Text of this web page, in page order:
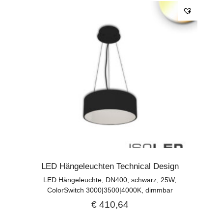
LED Hängeleuchten Technical Design
LED Hängeleuchte, DN400, schwarz, 25W,
ColorSwitch 3000|3500|4000K, dimmbar
€410,64